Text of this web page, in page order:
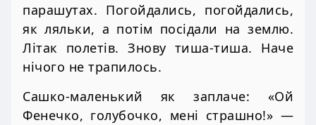
парашутах. Погойдались, погойдались,
як ляльки, а потім посідали на землю.
Літак полетів. Знову тиша-тиша. Наче
нічого не трапилось.
Сашко-маленький як заплаче: «Ой
Фенечко, голубочко, мені страшно!» —